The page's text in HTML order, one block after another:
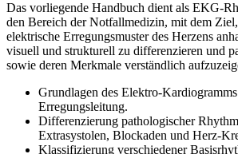
Das vorliegende Handbuch dient als EKG-
den Bereich der Notfallmedizin, mit dem
elektrische Erregungsmuster des Herzens
visuell und strukturell zu differenzieren und
sowie deren Merkmale verständlich
Grundlagen des Elektro-
Erregungsleitung.
Differenzierung pathologischer
Extrasystolen, Blockaden und Herz-
Klassifizierung verschiedener